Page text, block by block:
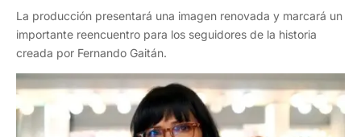
La producción presentará una imagen renovada y marcará un
importante reencuentro para los seguidores de la historia
creada por Fernando Gaitán.